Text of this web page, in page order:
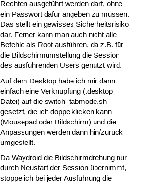
22
23
24
25
26
27
28
29
31
32
34
35
36
37
39
40
41
cat $strPIDKeyboard |
rm $strPIDKeyboard
fi
if [ -f $strPIDTouchpad
cat $strPIDTouchpad |
rm
$strPIDTouchpad
fi
evtest --grab
pidKeyboard= $!
echo
$pidKeyboard >
evtest --grab
pidTouchpad=$!
echo $pidTouchpad >
fi
deleteLockFile
Rechten ausgeführt werden darf, ohne
ein Passwort dafür angeben zu müssen.
Das stellt ein gewisses Sicherheitsrisiko
dar. Ferner kann man auch nicht alle
Befehle als Root ausführen, da z.B. für
die Bildschirmumstellung die Session
des ausführenden Users genutzt wird.
Auf dem Desktop habe ich mir dann
einfach eine Verknüpfung (.desktop
Datei) auf die switch_tabmode.sh
gesetzt, die ich doppelklicken kann
(Mousepad oder Bildschirm) und die
Anpassungen werden dann hin/zurück
umgestellt.
Da Waydroid die Bildschirmdrehung nur
durch Neustart der Session übernimmt,
stoppe ich bei jeder Ausführung die